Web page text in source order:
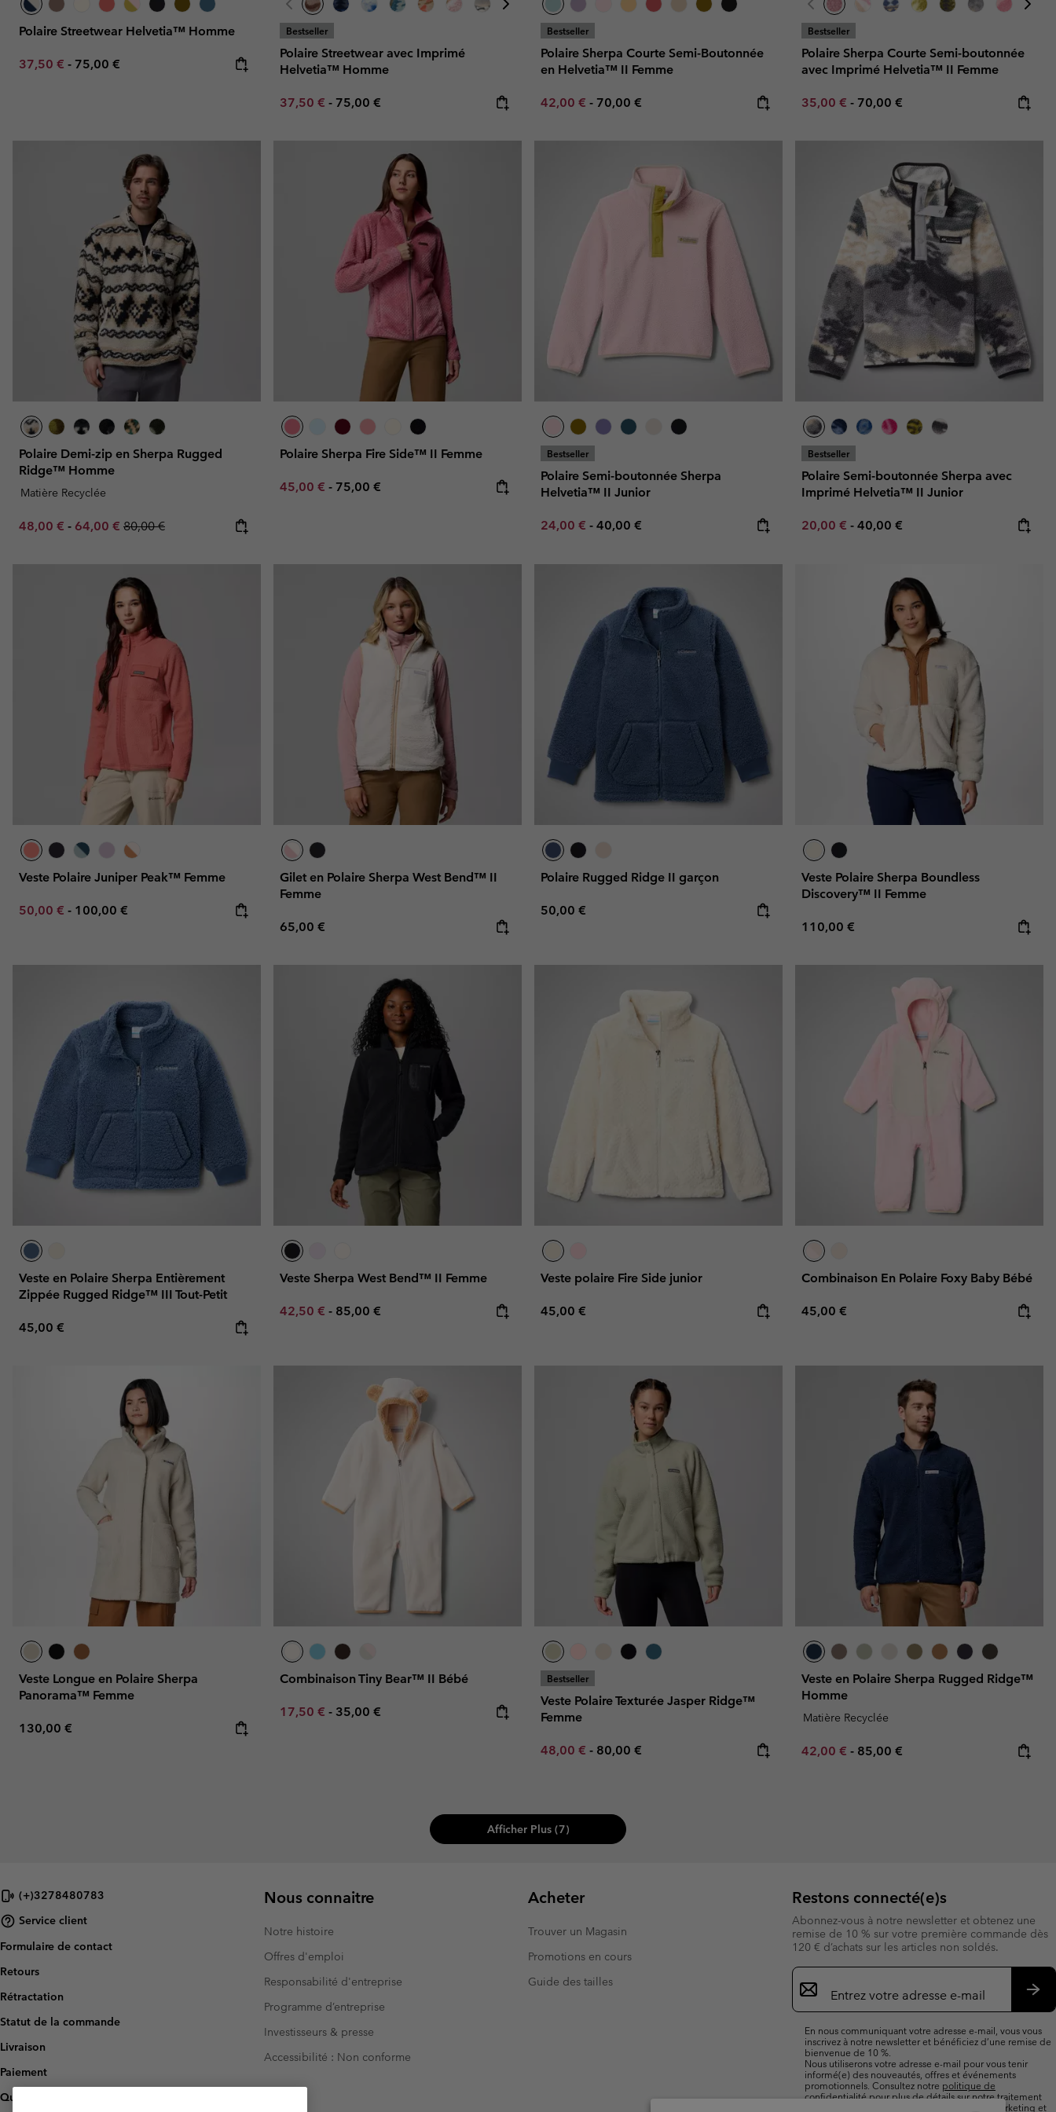
Polaire Streetwear Helvetia™ Homme
Minimum sale price:
37,50 € - Maximum price:
75,00 €
Bestseller
Polaire Streetwear avec Imprimé
Helvetia™ Homme
Minimum sale price:
37,50 € - Maximum price:
75,00 €
Bestseller
Polaire Sherpa Courte Semi-Boutonnée
en Helvetia™ II Femme
Minimum sale price:
42,00 € - Maximum price:
70,00 €
Bestseller
Polaire Sherpa Courte Semi-boutonnée
avec Imprimé Helvetia™ II Femme
Minimum sale price:
35,00 € - Maximum price:
70,00 €
Polaire Demi-zip en Sherpa Rugged
Ridge™ Homme
Matière Recyclée
Minimum sale price:
48,00 € - Maximum sale price:
64,00 € Regular price:
80,00 €
Polaire Sherpa Fire Side™ II Femme
Minimum sale price:
45,00 € - Maximum price:
75,00 €
Bestseller
Polaire Semi-boutonnée Sherpa
Helvetia™ II Junior
Minimum sale price:
24,00 € - Maximum price:
40,00 €
Bestseller
Polaire Semi-boutonnée Sherpa avec
Imprimé Helvetia™ II Junior
Minimum sale price:
20,00 € - Maximum price:
40,00 €
Veste Polaire Juniper Peak™ Femme
Minimum sale price:
50,00 € - Maximum price:
100,00 €
Gilet en Polaire Sherpa West Bend™ II
Femme
Regular price:
65,00 €
Polaire Rugged Ridge II garçon
Regular price:
50,00 €
Veste Polaire Sherpa Boundless
Discovery™ II Femme
Regular price:
110,00 €
Veste en Polaire Sherpa Entièrement
Zippée Rugged Ridge™ III Tout-Petit
Regular price:
45,00 €
Veste Sherpa West Bend™ II Femme
Minimum sale price:
42,50 € - Maximum price:
85,00 €
Veste polaire Fire Side junior
Regular price:
45,00 €
Combinaison En Polaire Foxy Baby Bébé
Regular price:
45,00 €
Veste Longue en Polaire Sherpa
Panorama™ Femme
Regular price:
130,00 €
Combinaison Tiny Bear™ II Bébé
Minimum sale price:
17,50 € - Maximum price:
35,00 €
Bestseller
Veste Polaire Texturée Jasper Ridge™
Femme
Minimum sale price:
48,00 € - Maximum price:
80,00 €
Veste en Polaire Sherpa Rugged Ridge™
Homme
Matière Recyclée
Minimum sale price:
42,00 € - Maximum price:
85,00 €
Afficher Plus (7)
(+)3278480783
Service client
Formulaire de contact
Retours
Rétractation
Statut de la commande
Livraison
Paiement
Questions fréquentes
Nous connaitre
Notre histoire
Offres d'emploi
Responsabilité d'entreprise
Programme d’entreprise
Investisseurs & presse
Accessibilité : Non conforme
Acheter
Trouver un Magasin
Promotions en cours
Guide des tailles
Restons connecté(e)s
Abonnez-vous à notre newsletter et obtenez une
remise de 10 % sur votre première commande dès
120 € d’achats sur les articles non soldés.
Inscription
par
e-
En nous communiquant votre adresse e-mail, vous vous
inscrivez à notre newsletter et bénéficiez d’une remise de
bienvenue de 10 %.
Nous utiliserons votre adresse e-mail pour vous tenir
informé(e) des nouveautés, offres et événements
promotionnels. Consultez notre politique de
confidentialitépour plus de détails sur notre traitement
des données vous concernant à des fins de marketing et